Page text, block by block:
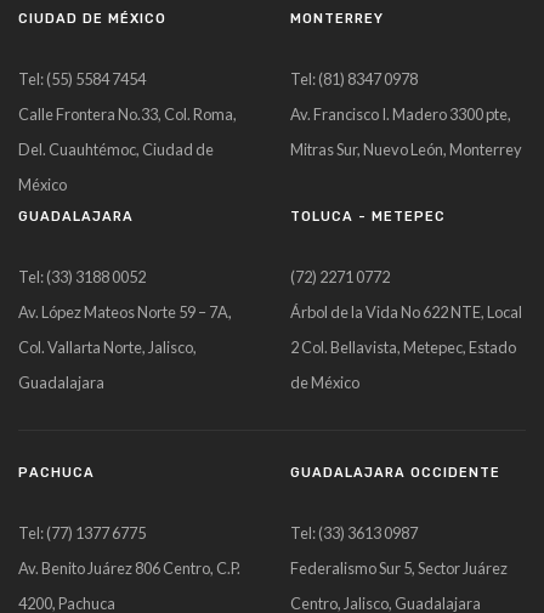
CIUDAD DE MÉXICO
Tel: (55) 5584 7454
Calle Frontera No.33, Col. Roma,
Del. Cuauhtémoc, Ciudad de
México
MONTERREY
Tel: (81) 8347 0978
Av. Francisco I. Madero 3300 pte,
Mitras Sur, Nuevo León, Monterrey
GUADALAJARA
Tel: (33) 3188 0052
Av. López Mateos Norte 59 – 7A,
Col. Vallarta Norte, Jalisco,
Guadalajara
TOLUCA - METEPEC
(72) 2271 0772
Árbol de la Vida No 622 NTE, Local
2 Col. Bellavista, Metepec, Estado
de México
PACHUCA
Tel: (77) 1377 6775
Av. Benito Juárez 806 Centro, C.P.
4200, Pachuca
GUADALAJARA OCCIDENTE
Tel: (33) 3613 0987
Federalismo Sur 5, Sector Juárez
Centro, Jalisco, Guadalajara